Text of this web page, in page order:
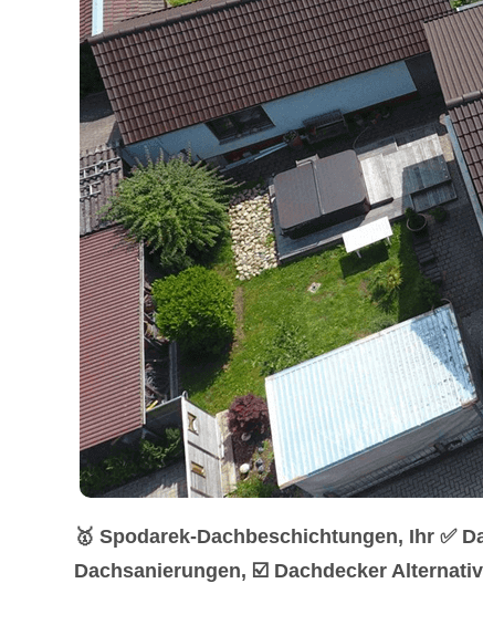
🥇 Spodarek-Dachbeschichtungen, Ihr ✅
Dachsanierungen, ☑️ Dachdecker